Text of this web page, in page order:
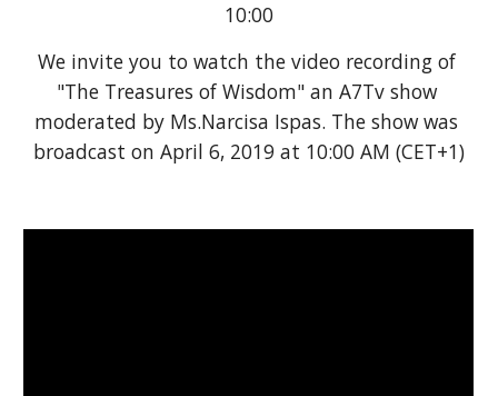
10:00
We invite you to watch the video recording of
"The Treasures of Wisdom" an A7Tv show
moderated by Ms.Narcisa Ispas. The show was
broadcast on April 6, 2019 at 10:00 AM (CET+1)